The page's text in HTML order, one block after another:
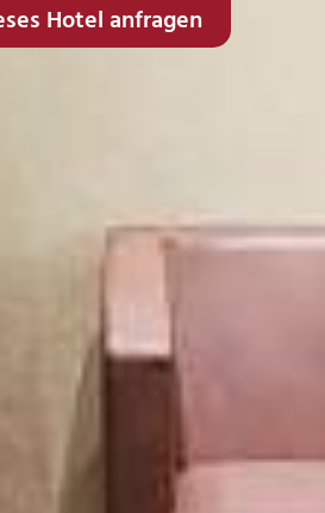
Hotel anfragen